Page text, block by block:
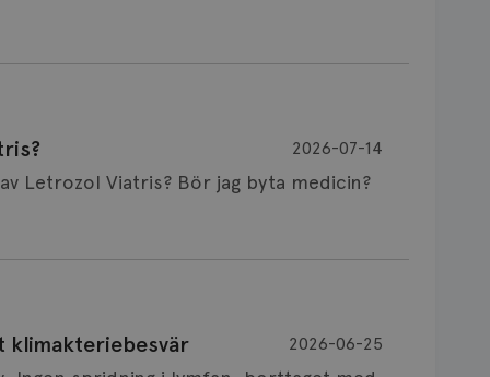
2026-07-14
Är det vanligt att minnet påverkas av Letrozol Viatris? Bör jag byta medicin?
behandling (men även cytostatika) man
på minnet. Prata din läkare och
klimakteriebesvär 2026-06-25